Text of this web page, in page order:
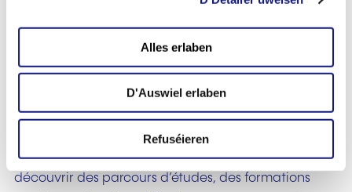
Alles erlaben
D'Auswiel erlaben
Refuséieren
Que l’on vienne pour s’informer, pour approfondir
une compétence ou parce qu’une formation a
suscité un intérêt particulier, cet espace permet de
découvrir des parcours d’études, des formations